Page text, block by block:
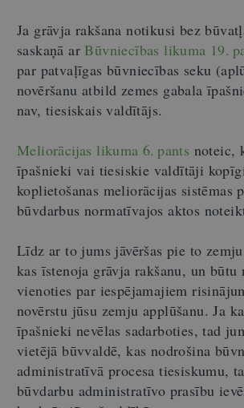
Ja grāvja rakšana notikusi bez
saskaņā arBūvniecības likuma 19.
par patvaļīgas būvniecības seku
novēršanu atbild zemes gabala
nav, tiesiskais valdītājs.
Meliorācijas likuma 6. pants noteic,
īpašnieki vai tiesiskie valdītāji
koplietošanas meliorācijas sistēmas
būvdarbus normatīvajos aktos
Līdz ar to jums jāvēršas pie to
kas īstenoja grāvja rakšanu, un būtu
vienoties par iespējamajiem
novērstu jūsu zemju applūšanu. Ja
īpašnieki nevēlas sadarboties, tad
vietējā būvvaldē, kas nodrošina
administratīvā procesa tiesiskumu,
būvdarbu administratīvo prasību